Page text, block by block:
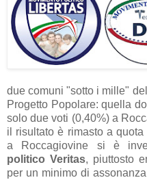
due comuni "sotto i mille"
Progetto Popolare: quella
solo due voti (0,40%) a
il risultato è rimasto a
a Roccagiovine si è
politico Veritas, piuttosto
per un minimo di